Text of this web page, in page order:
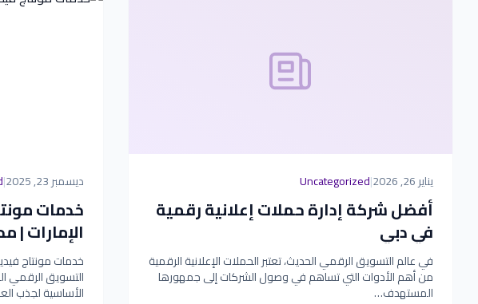
يناير 26, 2026 |
Uncategorized
أفضل شركة إدارة حملات إعلانية رقمية
في دبي
في عالم التسويق الرقمي الحديث، تعتبر الحملات الإعلانية الرقمية
من أهم الأدوات التي تساهم في وصول الشركات إلى جمهورها
المستهدف…
ديسمبر 23, 2025 |
خدمات
الإمارات |
تواجدك
خدمات مونتاج
التسويق الرقمي
الأساسية لجذب